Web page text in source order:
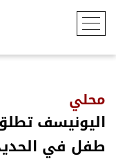
محلي
طفل في